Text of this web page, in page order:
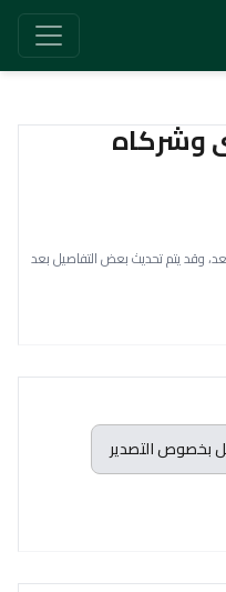
وشركاه
بعد، وقد يتم تحديث بعض التفاصيل بعد
بخصوص التصدير